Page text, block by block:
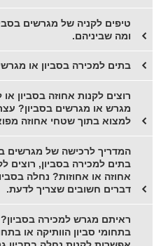
טיפים לקניה של מגרשים
ומה שביניהם.
בתים למכירה בסביון או
רוצים לקנות אחוזה בסביון
מגרש או מגרשים בסביון?
למצוא בתוך שטחי אחוזה
המדריך לרכישה של מגרשים
בתים למכירה בסביון, רוצים
אחוזה או אחוזות? נחלה
דברים חשובים שצריך לדעת.
ראיתם מגרש למכירה
בתחומי סביון הוותיקה או